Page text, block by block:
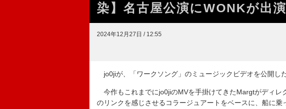
染】名古屋公演にWONKが出
2024年12月27日 / 12:55
jo0jiが、「ワークソング」のミュージックビデオを公開した
今作もこれまでにjo0jiのMVを手掛けてきたMargtがディレ
のリンクを感じさせるコラージュアートをベースに、船に